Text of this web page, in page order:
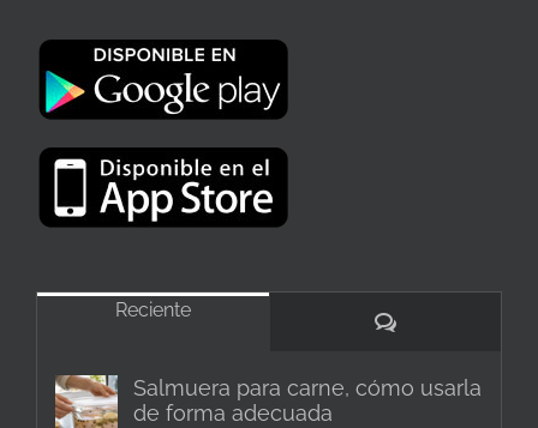
Reciente
Comentarios
Salmuera para carne, cómo usarla
de forma adecuada